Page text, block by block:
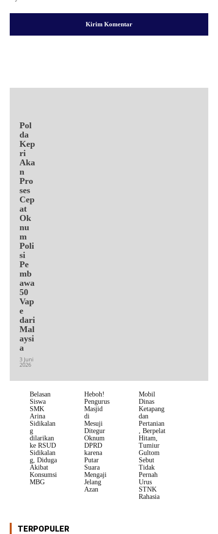
Pol
da
Kep
ri
Aka
n
Pro
ses
Cep
at
Ok
nu
m
Poli
si
Pe
mb
awa
50
Vap
e
dari
Mal
aysi
a
3 Juni
2026
Belasan
Siswa
SMK
Arina
Sidikalan
g
dilarikan
ke RSUD
Sidikalan
g, Diduga
Akibat
Konsumsi
MBG
Heboh!
Pengurus
Masjid
di
Mesuji
Ditegur
Oknum
DPRD
karena
Putar
Suara
Mengaji
Jelang
Azan
Mobil
Dinas
Ketapang
dan
Pertanian
, Berpelat
Hitam,
Tumiur
Gultom
Sebut
Tidak
Pernah
Urus
STNK
Rahasia
TERPOPULER